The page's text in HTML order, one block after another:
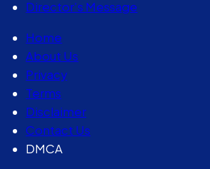
Director’s Message
Home
About Us
Privacy
Terms
Disclaimer
Contact Us
DMCA